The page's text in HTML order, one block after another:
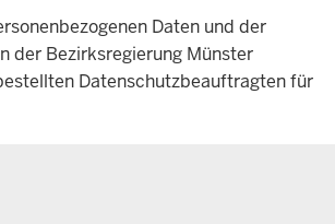
Daten und der
der Bezirksregierung Münster
Datenschutzbeauftragten für